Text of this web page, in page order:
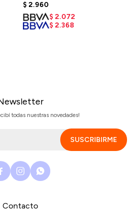
$ 2.960
$ 2.072
$ 2.368
Contacto
todas nuestras novedades!
SUSCRIBIRME
 